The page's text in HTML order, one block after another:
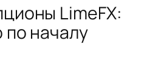
LimeFX:
по началу